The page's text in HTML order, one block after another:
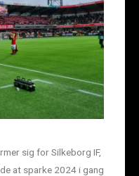
sig for Silkeborg IF,
at sparke 2024 i gang